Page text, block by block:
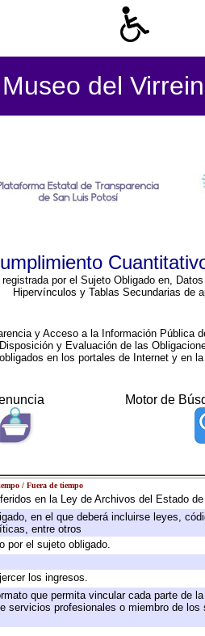
Museo del
registrada por el Sujeto Obligado en,
Hipervínculos y Tablas Secundarias de
y Acceso a la Información Pública
y Evaluación de las
en los portales de Internet y en
Motor de
/ Fuera de tiempo
en la Ley de Archivos del Estado
en el que deberá incluirse leyes,
entre otros
por el sujeto obligado.
los ingresos.
que permita vincular cada parte de
servicios profesionales o miembro de